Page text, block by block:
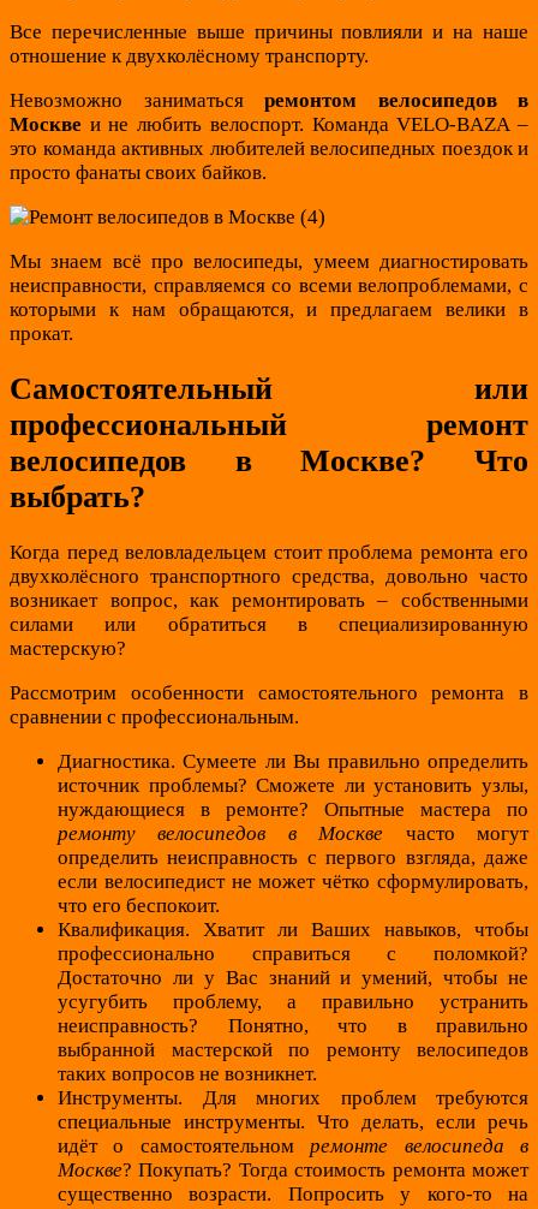
Все перечисленные выше причины повлияли и на наше
отношение к двухколёсному транспорту.
Невозможно заниматьсяремонтом велосипедов в
Москве и не любить велоспорт. Команда VELO-BAZA –
это команда активных любителей велосипедных поездок и
просто фанаты своих байков.
Мы знаем всё про велосипеды, умеем диагностировать
неисправности, справляемся со всеми велопроблемами, с
которыми к нам обращаются, и предлагаем велики в
прокат.
Самостоятельный или
профессиональный ремонт
велосипедов в Москве? Что
выбрать?
Когда перед веловладельцем стоит проблема ремонта его
двухколёсного транспортного средства, довольно часто
возникает вопрос, как ремонтировать – собственными
силами или обратиться в специализированную
мастерскую?
Рассмотрим особенности самостоятельного ремонта в
сравнении с профессиональным.
Диагностика. Сумеете ли Вы правильно определить
источник проблемы? Сможете ли установить узлы,
нуждающиеся в ремонте? Опытные мастера по
ремонту велосипедов в Москве часто могут
определить неисправность с первого взгляда, даже
если велосипедист не может чётко сформулировать,
что его беспокоит.
Квалификация. Хватит ли Ваших навыков, чтобы
профессионально справиться с поломкой?
Достаточно ли у Вас знаний и умений, чтобы не
усугубить проблему, а правильно устранить
неисправность? Понятно, что в правильно
выбранной мастерской по ремонту велосипедов
таких вопросов не возникнет.
Инструменты. Для многих проблем требуются
специальные инструменты. Что делать, если речь
идёт о самостоятельномремонте велосипеда в
Москве? Покупать? Тогда стоимость ремонта может
существенно возрасти. Попросить у кого-то на